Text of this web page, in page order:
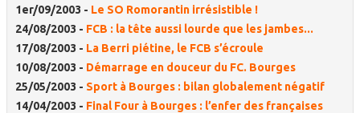
1er/09/2003 - Le SO Romorantin irrésistible !
24/08/2003 - FCB : la tête aussi lourde que les jambes...
17/08/2003 - La Berri piétine, le FCB s’écroule
10/08/2003 - Démarrage en douceur du FC. Bourges
25/05/2003 - Sport à Bourges : bilan globalement négatif
14/04/2003 - Final Four à Bourges : l’enfer des françaises